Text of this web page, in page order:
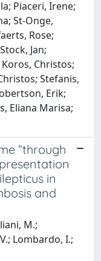
Piaceri, Irene;
St-Onge,
Rose;
Jan;
Christos;
Stefanis,
Erik;
Eliana Marisa;
“through
in
and
M.;
Lombardo, I.;